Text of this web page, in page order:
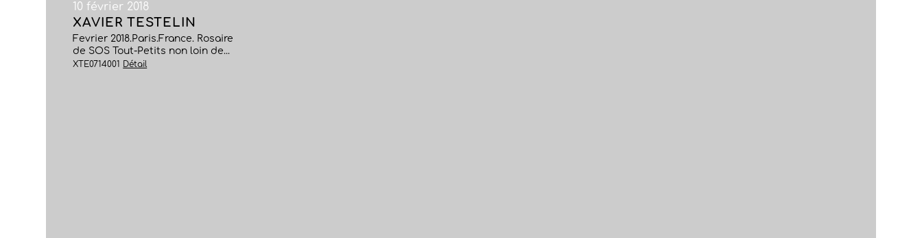
10 février 2018
XAVIER TESTELIN
Fevrier 2018.Paris.France. Rosaire
de SOS Tout-Petits non loin de...
XTE0714001 Détail